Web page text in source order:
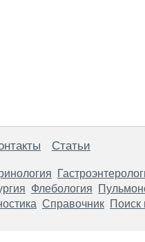
Статьи
Флебология
Справочник Поиск